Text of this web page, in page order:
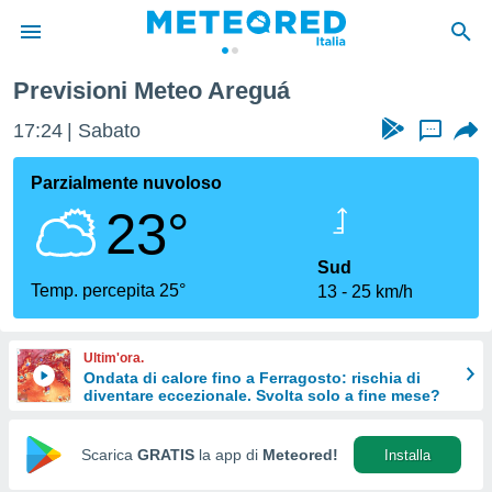
di
per
le
di
Web
Previsioni Meteo Areguá
17:24 Sabato ...
Parzialmente nuvoloso
23°
Temp. percepita 25°
Sud
13
25 km/h
Ultim'ora.
Ondata di calore fino a Ferragosto: rischia di
diventare eccezionale. Svolta solo a fine mese?
Scarica GRATIS la app di Meteored! Installa